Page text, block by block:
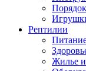
Рептилии
Жилье